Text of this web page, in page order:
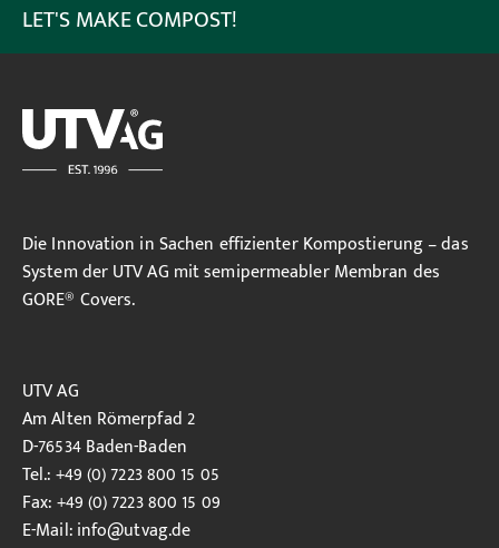
LET'S MAKE COMPOST!
Die Innovation in Sachen effizienter Kompostierung – das
System der UTV AG mit semipermeabler Membran des
GORE® Covers.
UTV AG
Am Alten Römerpfad 2
D-76534 Baden-Baden
Tel.: +49 (0) 7223 800 15 05
Fax: +49 (0) 7223 800 15 09
E-Mail:info@utvag.de